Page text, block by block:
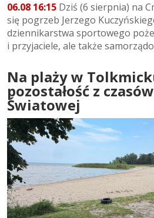
06.08 16:15 Dziś (6 sierpnia) na
się pogrzeb Jerzego
dziennikarstwa sportowego
i przyjaciele, ale także
Na plaży w
pozostałość z
Światowej